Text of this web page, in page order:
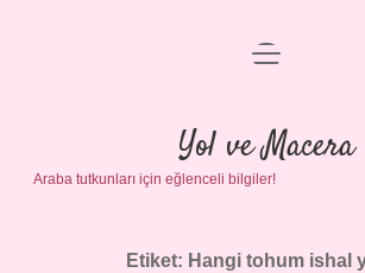
Anasayfa
Gizlilik Politikası
Yasal Uyarı
menüyü
Yol ve Macera
Araba tutkunları için eğlenceli bilgiler!
Etiket: Hangi tohum ishal